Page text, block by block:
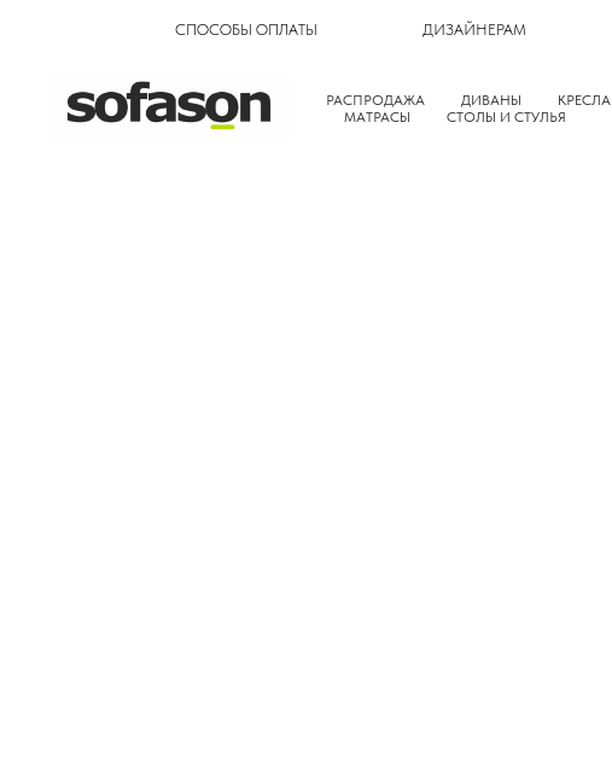
СПОСОБЫ ОПЛАТЫ ДИЗАЙНЕРАМ
РАСПРОДАЖА ДИВАНЫ КРЕСЛА
МАТРАСЫ
СТОЛЫ И СТУЛЬЯ